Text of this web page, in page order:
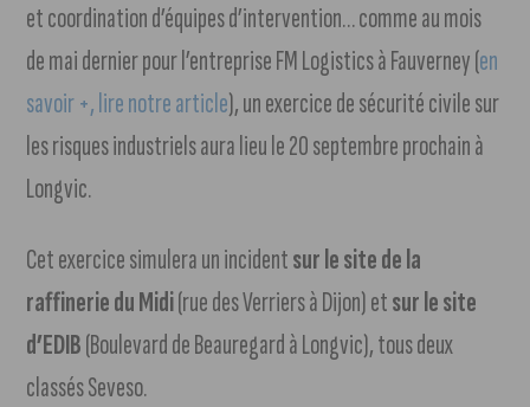
et coordination d’équipes d’intervention… comme au mois
de mai dernier pour l’entreprise FM Logistics à Fauverney (en
savoir +, lire notre article), un exercice de sécurité civile sur
les risques industriels aura lieu le 20 septembre prochain à
Longvic.
Cet exercice simulera un incidentsur le site de la
raffinerie du Midi(rue des Verriers à Dijon) etsur le site
d’EDIB(Boulevard de Beauregard à Longvic), tous deux
classés Seveso.